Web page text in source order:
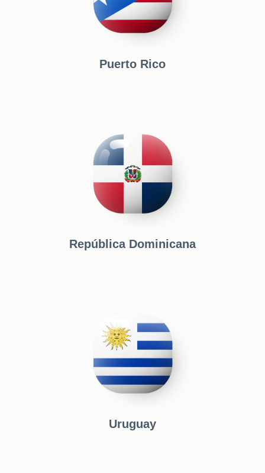
Puerto Rico
República Dominicana
Uruguay